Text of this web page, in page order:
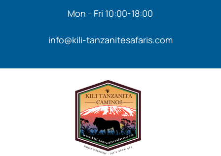
Mon - Fri 10:00-18:00
info@kili-tanzanitesafaris.com